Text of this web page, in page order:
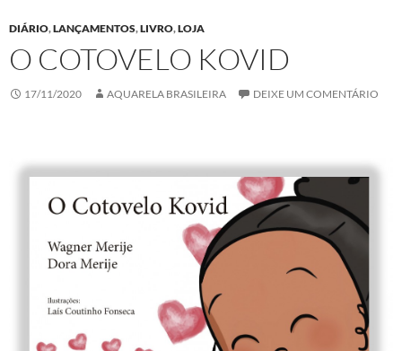
DIÁRIO,LANÇAMENTOS,LIVRO,LOJA
O COTOVELO KOVID
17/11/2020 AQUARELA BRASILEIRA DEIXE UM COMENTÁRIO